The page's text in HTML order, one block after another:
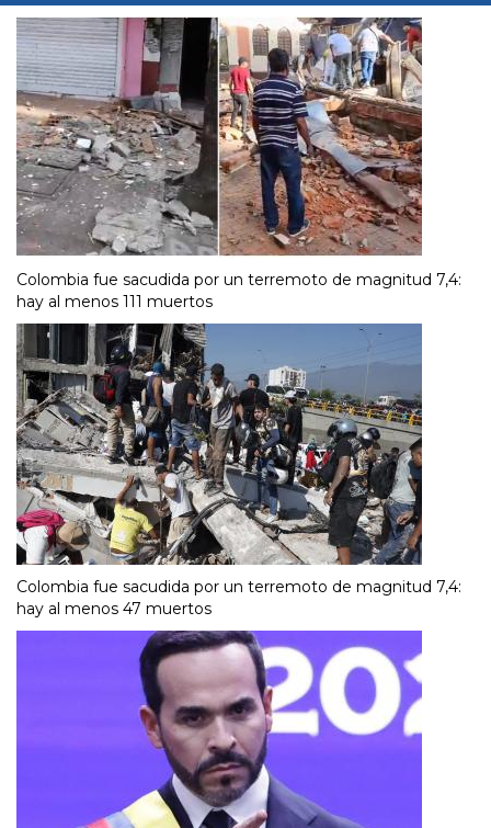
Colombia fue sacudida por un terremoto de magnitud 7,4:
hay al menos 111 muertos
Colombia fue sacudida por un terremoto de magnitud 7,4:
hay al menos 47 muertos